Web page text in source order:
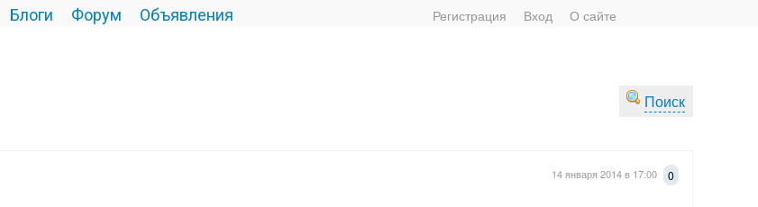
Блоги Форум Объявления Регистрация Вход О сайте
Поиск
0
14 января 2014 в 17:00